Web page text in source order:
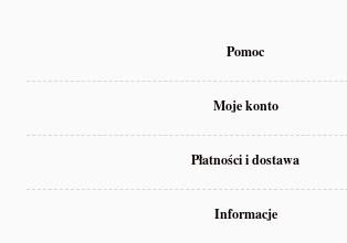
Pomoc
Moje konto
Płatności i dostawa
Informacje